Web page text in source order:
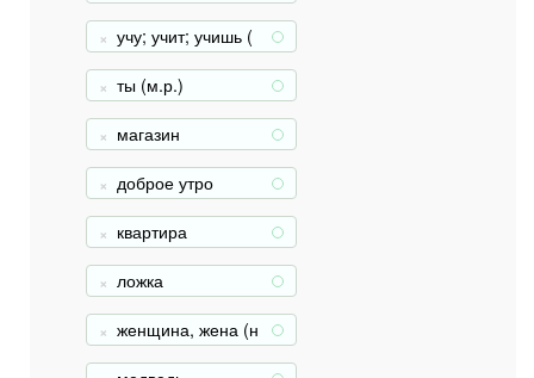
учу; учит; учишь (
муж.)
+
ты (м.р.) +
магазин +
доброе утро +
квартира +
ложка +
женщина, жена (н
е "э..")
+